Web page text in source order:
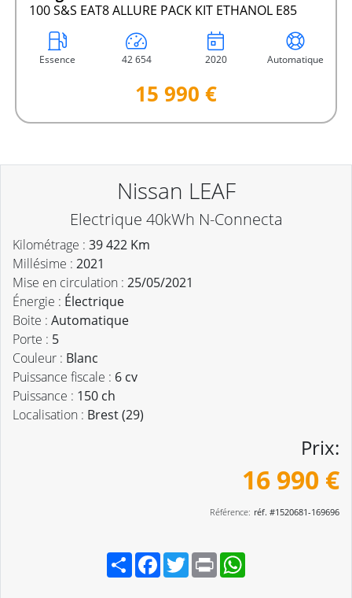
100 S&S EAT8 ALLURE PACK KIT ETHANOL E85
Essence 42 654 2020 Automatique
15 990 €
Nissan LEAF
Electrique 40kWh N-Connecta
Kilométrage : 39 422 Km
Millésime : 2021
Mise en circulation : 25/05/2021
Énergie : Électrique
Boite : Automatique
Porte : 5
Couleur : Blanc
Puissance fiscale : 6 cv
Puissance : 150 ch
Localisation : Brest (29)
Prix:
16 990 €
Référence: réf. #1520681-169696
PartagerFacebook
TwitterPrint